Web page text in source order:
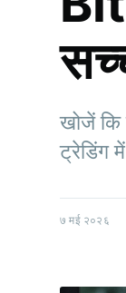
खोजें
ट्रेडिंग
७ मई २०२६